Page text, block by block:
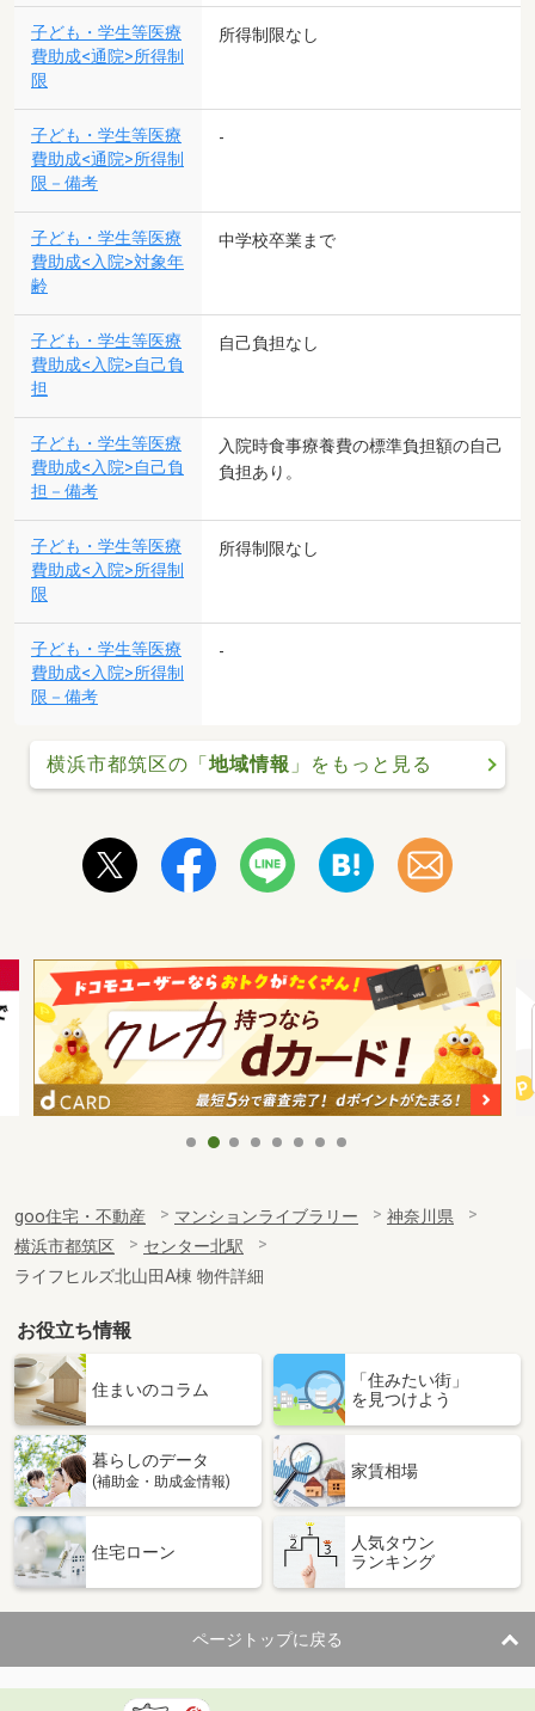
子ども・学生等医療
費助成<通院>所得制
限
所得制限なし
子ども・学生等医療
費助成<通院>所得制
限－備考
-
子ども・学生等医療
費助成<入院>対象年
齢
中学校卒業まで
子ども・学生等医療
費助成<入院>自己負
担
自己負担なし
子ども・学生等医療
費助成<入院>自己負
担－備考
入院時食事療養費の標準負担額の自己
負担あり。
子ども・学生等医療
費助成<入院>所得制
限
所得制限なし
子ども・学生等医療
費助成<入院>所得制
限－備考
-
横浜市都筑区の「 地域情報 」をもっと見る
goo住宅・不動産 マンションライブラリー
神奈川県
横浜市都筑区
センター北駅
ライフヒルズ北山田A棟 物件詳細
お役立ち情報
住まいのコラム
「住みたい街」
を見つけよう
暮らしのデータ
(補助金・助成金情報)
家賃相場
住宅ローン
人気タウン
ランキング
ページトップに戻る